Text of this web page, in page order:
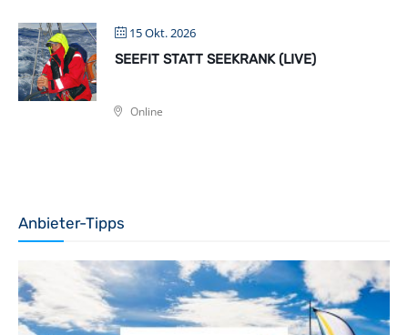
15 Okt. 2026
SEEFIT STATT SEEKRANK (LIVE)
Online
Anbieter-Tipps